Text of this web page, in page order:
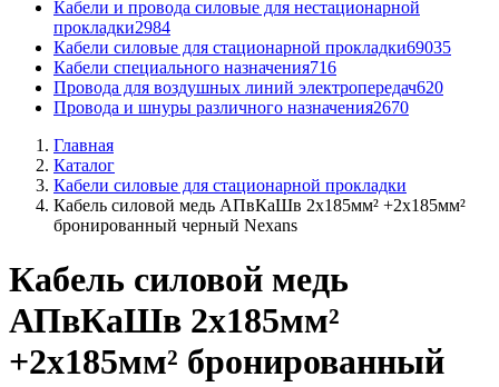
Кабели и провода силовые для нестационарной
прокладки2984
Кабели силовые для стационарной прокладки69035
Кабели специального назначения716
Провода для воздушных линий электропередач620
Провода и шнуры различного назначения2670
Главная
Каталог
Кабели силовые для стационарной прокладки
Кабель силовой медь АПвКаШв 2x185мм² +2x185мм²
бронированный черный Nexans
Кабель силовой медь
АПвКаШв 2x185мм²
+2x185мм² бронированный